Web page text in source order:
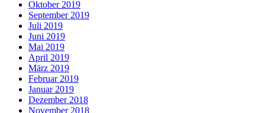
Oktober 2019
September 2019
Juli 2019
Juni 2019
Mai 2019
April 2019
März 2019
Februar 2019
Januar 2019
Dezember 2018
November 2018